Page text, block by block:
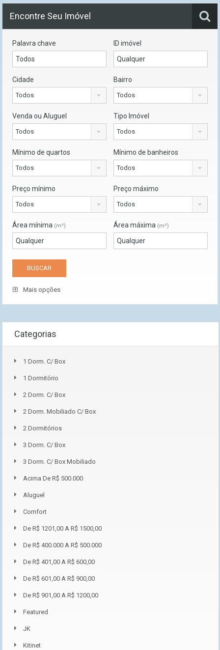
Encontre Seu Imóvel
Palavra chave ID imóvel
Cidade
Todos
Bairro
Todos
Venda ou Aluguel
Todos
Tipo Imóvel
Todos
Mínimo de quartos
Todos
Mínimo de banheiros
Todos
Preço mínimo
Todos
Preço máximo
Todos
Área mínima (m²) Área máxima (m²)
Mais opções
Categorias
1 Dorm. C/ Box
1 Dormitório
2 Dorm. C/ Box
2 Dorm. Mobiliado C/ Box
2 Dormitórios
3 Dorm. C/ Box
3 Dorm. C/ Box Mobiliado
Acima De R$ 500.000
Aluguel
Comfort
De R$ 1201,00 A R$ 1500,00
De R$ 400.000 A R$ 500.000
De R$ 401,00 A R$ 600,00
De R$ 601,00 A R$ 900,00
De R$ 901,00 A R$ 1200,00
Featured
JK
Kitinet